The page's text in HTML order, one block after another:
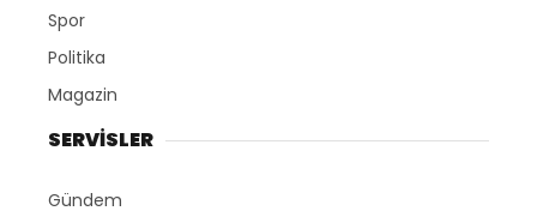
Spor
Politika
Magazin
SERVİSLER
Gündem